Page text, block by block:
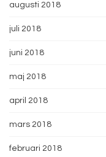
augusti 2018
juli 2018
juni 2018
maj 2018
april 2018
mars 2018
februari 2018